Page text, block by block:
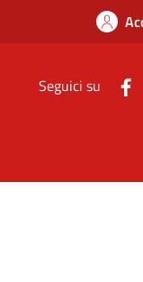
Seguici su